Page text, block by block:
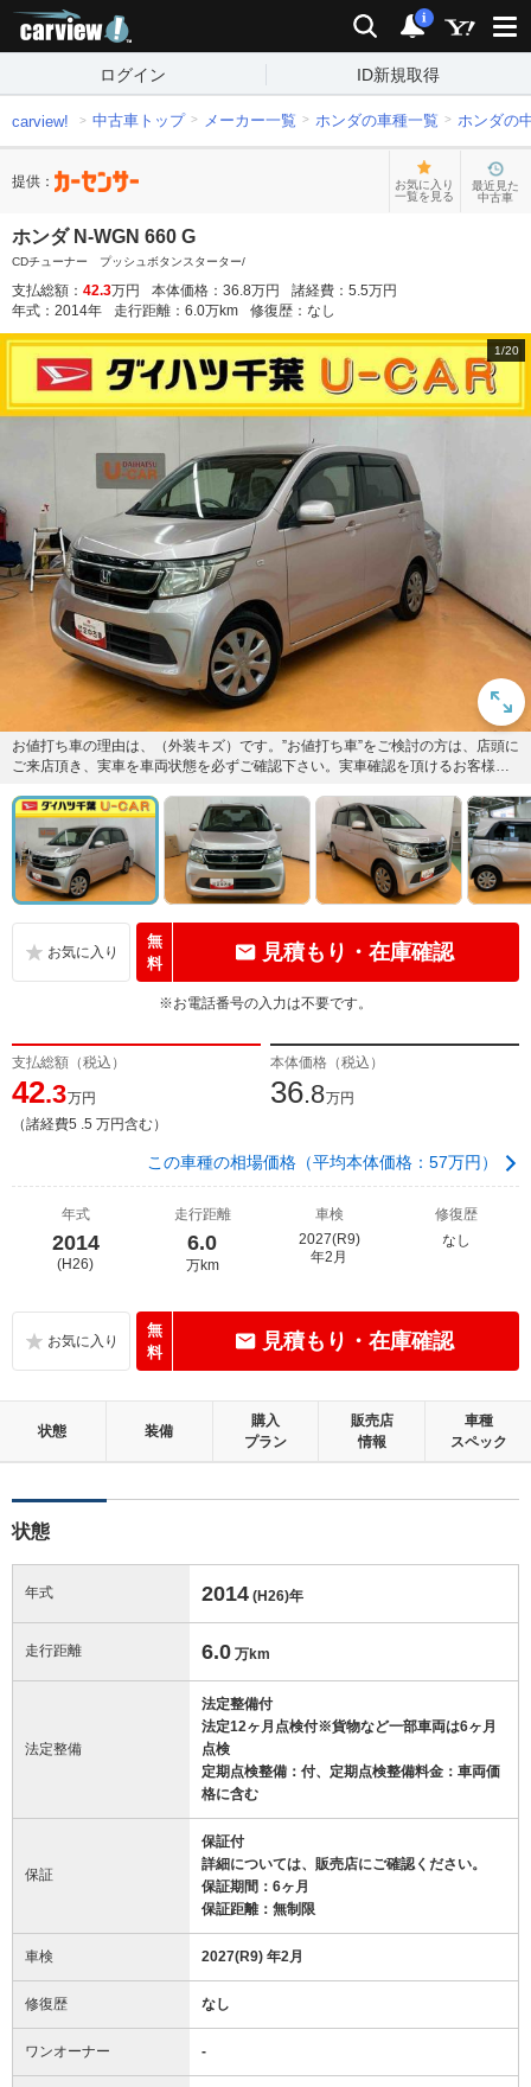
検索 通知
i
ログイン ID新規取得
carview! 中古車トップ メーカー一覧 ホンダの車種一覧 ホンダの
提供：
お気に入り
一覧を見る
最近見た
中古車
ホンダ N-WGN 660 G
CDチューナー プッシュボタンスターター/
支払総額： 42.3万円 本体価格： 36.8万円 諸経費： 5.5万円
年式： 2014年 走行距離： 6.0万km 修復歴： なし
1/20
お値打ち車の理由は、（外装キズ）です。”お値打ち車”をご検討の方は、店頭に
ご来店頂き、実車を車両状態を必ずご確認下さい。実車確認を頂けるお客様の
無
料
見積もり・在庫確認
※お電話番号の入力は不要です。
支払総額（税込）
42.3万円
（諸経費5 .5 万円含む）
本体価格（税込）
36.8万円
この車種の相場価格（平均本体価格：57万円）
年式
2014
(H26)
走行距離
6.0
万km
車検
2027(R9)
年2月
修復歴
なし
無
料
見積もり・在庫確認
状態 装備
購入
プラン
販売店
情報
車種
スペック
状態
年式 2014 (H26)年
走行距離 6.0 万km
法定整備
法定整備付
法定12ヶ月点検付※貨物など一部車両は6ヶ月
点検
定期点検整備：付、定期点検整備料金：車両価
格に含む
保証
保証付
詳細については、販売店にご確認ください。
保証期間：6ヶ月
保証距離：無制限
車検 2027(R9) 年2月
修復歴 なし
ワンオーナー -